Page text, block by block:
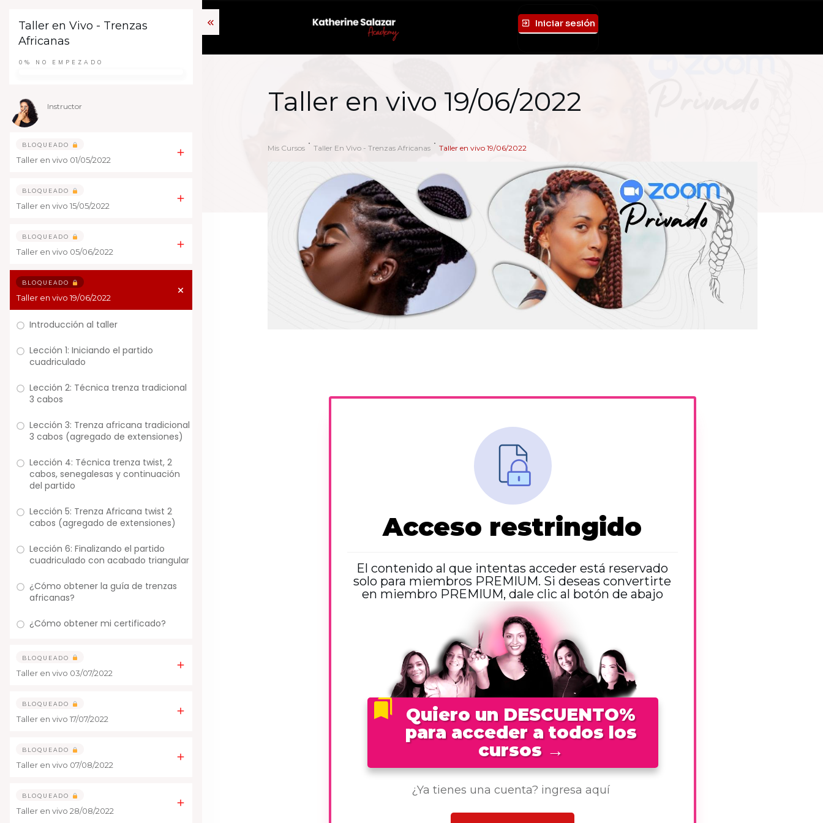
Iniciar sesión
Taller en vivo 19/06/2022
Mis Cursos Taller En Vivo - Trenzas Africanas Taller en vivo 19/06/2022
Acceso restringido
El contenido al que intentas acceder está reservado
solo para miembros PREMIUM. Si deseas convertirte
en miembro PREMIUM, dale clic al botón de abajo
Quiero un DESCUENTO%
para acceder a todos los
cursos →
¿Ya tienes una cuenta? ingresa aquí
Taller en Vivo - Trenzas
Africanas
0% NO EMPEZADO
Instructor
BLOQUEADO
Taller en vivo 01/05/2022
BLOQUEADO
Taller en vivo 15/05/2022
BLOQUEADO
Taller en vivo 05/06/2022
BLOQUEADO
Taller en vivo 19/06/2022
Introducción al taller
Lección 1: Iniciando el partido
cuadriculado
Lección 2: Técnica trenza tradicional
3 cabos
Lección 3: Trenza africana tradicional
3 cabos (agregado de extensiones)
Lección 4: Técnica trenza twist, 2
cabos, senegalesas y continuación
del partido
Lección 5: Trenza Africana twist 2
cabos (agregado de extensiones)
Lección 6: Finalizando el partido
cuadriculado con acabado triangular
¿Cómo obtener la guía de trenzas
africanas?
¿Cómo obtener mi certificado?
BLOQUEADO
Taller en vivo 03/07/2022
BLOQUEADO
Taller en vivo 17/07/2022
BLOQUEADO
Taller en vivo 07/08/2022
BLOQUEADO
Taller en vivo 28/08/2022